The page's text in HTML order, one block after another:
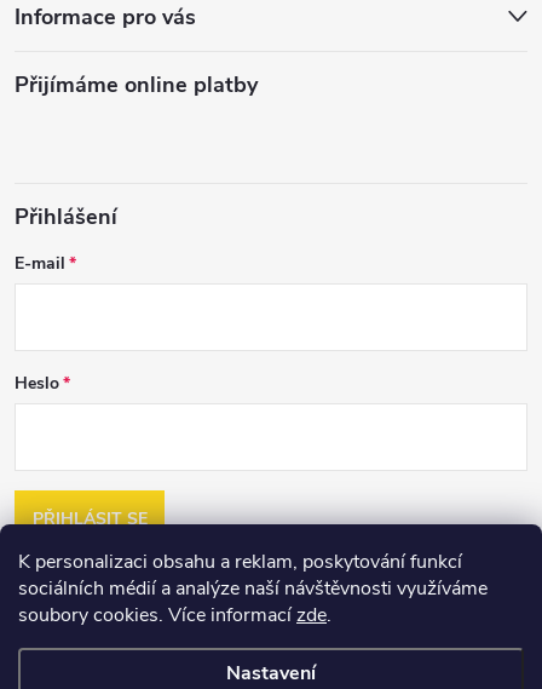
K personalizaci obsahu a reklam, poskytování funkcí
sociálních médií a analýze naší návštěvnosti využíváme
soubory cookies. Více informacízde.
Nastavení
Informace pro vás
Přijímáme online platby
Přihlášení
E-mail
Heslo
PŘIHLÁSIT SE
Nová registrace
Zapomenuté heslo
. Všechna práva vyhrazena.